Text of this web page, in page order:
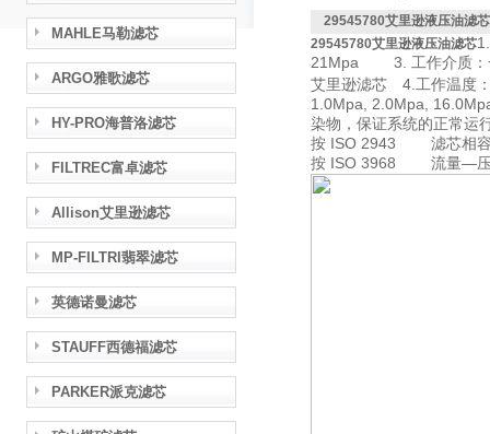
MAHLE马勒滤芯
ARGO雅歌滤芯
HY-PRO海普洛滤芯
FILTREC富卓滤芯
Allison艾里逊滤芯
MP-FILTRI翡翠滤芯
英德诺曼滤芯
STAUFF西德福滤芯
PARKER派克滤芯
29545780艾里逊液压油滤芯
29545780艾里逊液压油滤芯
21Mpa
3. 工作介质
艾里逊滤芯 4. 工作温度
1.0Mpa, 2.0Mpa,
染物，保证系统的正
按 ISO 2943
滤芯相容
按 ISO 3968 流量—